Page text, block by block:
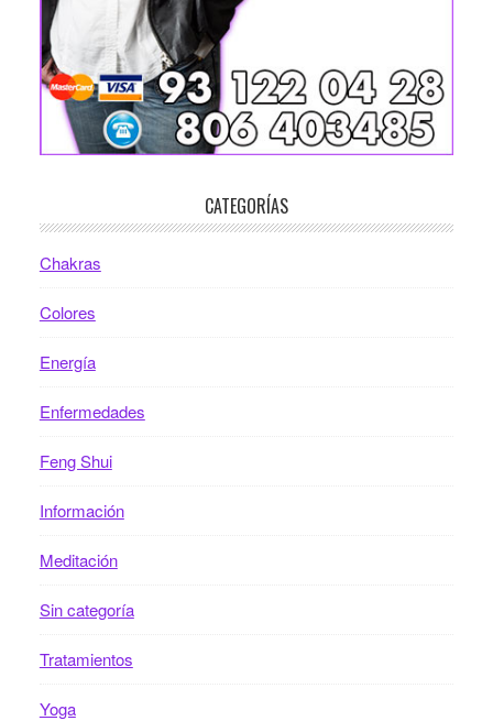
CATEGORÍAS
Chakras
Colores
Energía
Enfermedades
Feng Shui
Información
Meditación
Sin categoría
Tratamientos
Yoga